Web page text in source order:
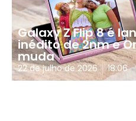
Galaxy Z Flip 8 é
inédito de 2nm e
muda
22 de julho de 2026 18:06